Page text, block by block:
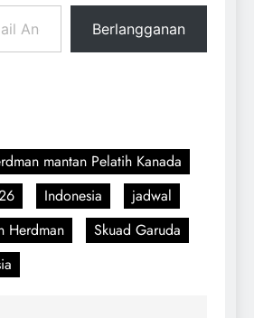
Berlangganan
mantan Pelatih Kanada
Indonesia
jadwal
Herdman
Skuad Garuda